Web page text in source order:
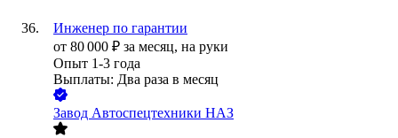
Инженер по гарантии
от 80 000 ₽ за месяц, на руки
Опыт 1-3 года
Выплаты: Два раза в месяц
Завод Автоспецтехники НАЗ